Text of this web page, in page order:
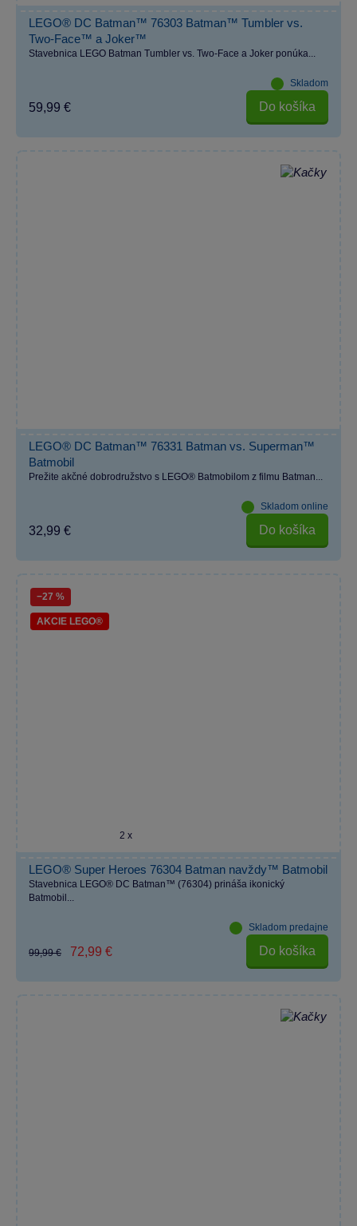
LEGO® DC Batman™ 76303 Batman™ Tumbler vs.
Two-Face™ a Joker™
Stavebnica LEGO Batman Tumbler vs. Two-Face a Joker ponúka...
Skladom
59,99 € Do košíka
LEGO® DC Batman™ 76331 Batman vs. Superman™
Batmobil
Prežite akčné dobrodružstvo s LEGO® Batmobilom z filmu Batman...
Skladom online
32,99 € Do košíka
−27 %
AKCIE LEGO®
2 x
LEGO® Super Heroes 76304 Batman navždy™ Batmobil
Stavebnica LEGO® DC Batman™ (76304) prináša ikonický
Batmobil...
Skladom predajne
99,99 € 72,99 € Do košíka